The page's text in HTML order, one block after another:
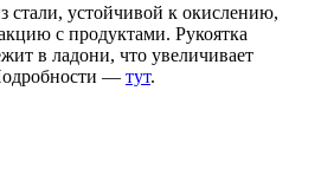
стали, устойчивой к окислению,
с продуктами. Рукоятка
в ладони, что увеличивает
— тут.